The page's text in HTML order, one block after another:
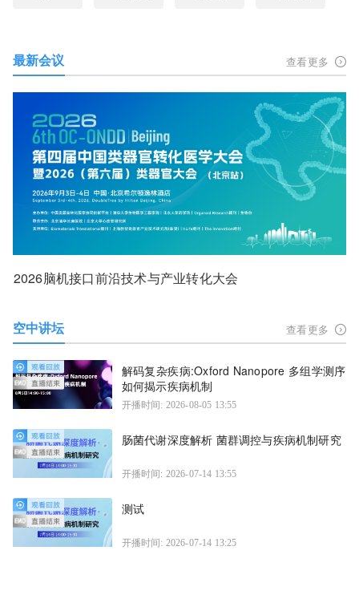
最新会议 查看更多
2026脑机接口前沿技术与产业转化大会
空中讲坛 查看更多
解码复杂疾病:Oxford Nanopore 多组学测序
如何揭示疾病机制
开播时间: 2026-08-05 13:55
肠菌代谢深度解析 菌群调控与疾病机制研究
开播时间: 2026-07-14 13:55
测试
开播时间: 2026-07-14 13:25